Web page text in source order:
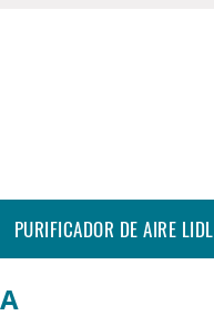
PURIFICADOR DE AIRE LIDL